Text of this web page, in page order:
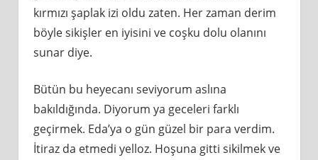
kırmızı şaplak izi oldu zaten. Her zaman derim
böyle sikişler en iyisini ve coşku dolu olanını
sunar diye.
Bütün bu heyecanı seviyorum aslına
bakıldığında. Diyorum ya geceleri farklı
geçirmek. Eda’ya o gün güzel bir para verdim.
İtiraz da etmedi yelloz. Hoşuna gitti sikilmek ve